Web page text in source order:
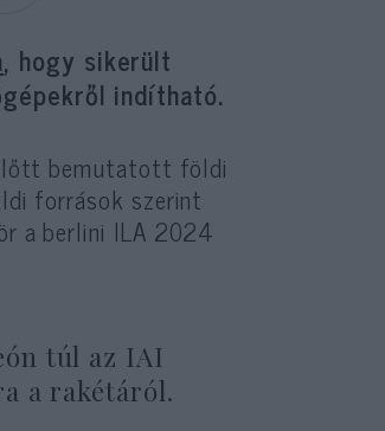
, hogy sikerült
indítható.
bemutatott földi
források szerint
a berlini ILA 2024
túl az IAI
a rakétáról.